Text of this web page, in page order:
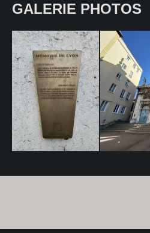
GALERIE PHOTOS